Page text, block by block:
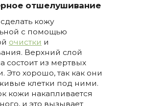
отшелушивание
кожу
с помощью
очистки и
Верхний слой
состоит из мертвых
Это хорошо, так как они
клетки под ними.
кожи накапливается
и это вызывает